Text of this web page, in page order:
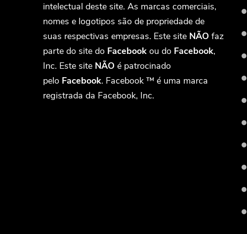
intelectual deste site. As marcas comerciais,
nomes e logotipos são de propriedade de
suas respectivas empresas. Este site NÃO faz
parte do site do Facebook ou do Facebook,
Inc. Este site NÃO é patrocinado
pelo Facebook. Facebook ™ é uma marca
registrada da Facebook, Inc.